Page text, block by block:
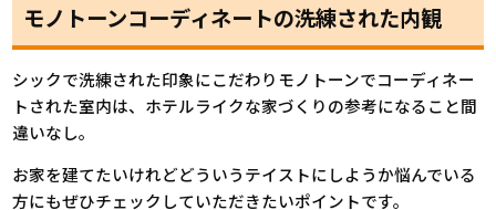
モノトーンコーディネートの洗練された内観
シックで洗練された印象にこだわりモノトーンでコーディネー
トされた室内は、ホテルライクな家づくりの参考になること間
違いなし。
お家を建てたいけれどどういうテイストにしようか悩んでいる
方にもぜひチェックしていただきたいポイントです。